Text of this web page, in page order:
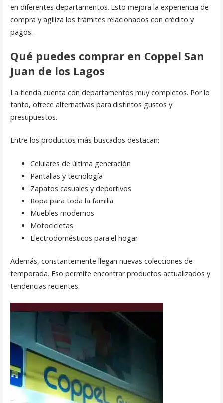
en diferentes departamentos. Esto mejora la experiencia de
compra y agiliza los trámites relacionados con crédito y
pagos.
Qué puedes comprar en Coppel San
Juan de los Lagos
La tienda cuenta con departamentos muy completos. Por lo
tanto, ofrece alternativas para distintos gustos y
presupuestos.
Entre los productos más buscados destacan:
Celulares de última generación
Pantallas y tecnología
Zapatos casuales y deportivos
Ropa para toda la familia
Muebles modernos
Motocicletas
Electrodomésticos para el hogar
Además, constantemente llegan nuevas colecciones de
temporada. Eso permite encontrar productos actualizados y
tendencias recientes.